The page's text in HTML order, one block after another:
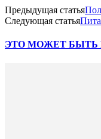
Предыдущая статья
Следующая статья
ЭТО МОЖЕТ БЫТЬ